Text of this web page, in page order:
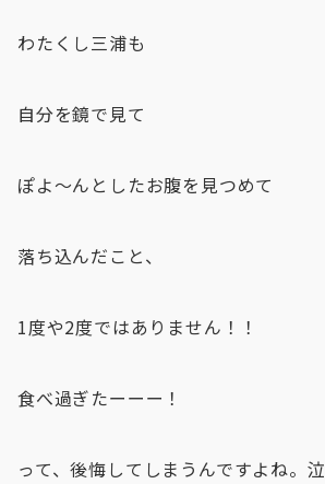
わたくし三浦も
自分を鏡で見て
ぽよ〜んとしたお腹を見つめて
落ち込んだこと、
1度や2度ではありません！！
食べ過ぎたーーー！
って、後悔してしまうんですよね。泣